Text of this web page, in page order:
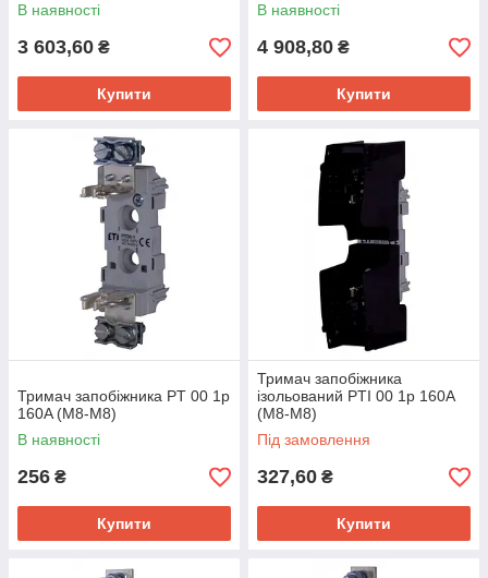
В наявності
3 603,60 ₴
Купити
В наявності
4 908,80 ₴
Купити
Тримач запобіжника PT 00 1p
160A (M8-M8)
В наявності
256 ₴
Купити
Тримач запобіжника
ізольований PTI 00 1p 160A
(M8-M8)
Під замовлення
327,60 ₴
Купити